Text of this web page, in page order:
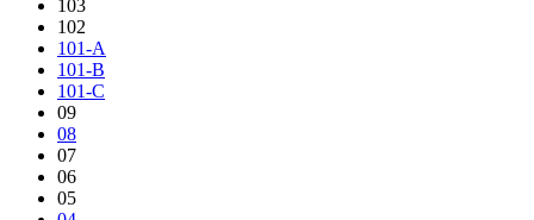
103
102
101-A
101-B
101-C
09
08
07
06
05